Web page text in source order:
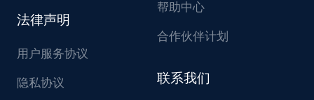
法律声明
用户服务协议
隐私协议
帮助中心
合作伙伴计划
联系我们